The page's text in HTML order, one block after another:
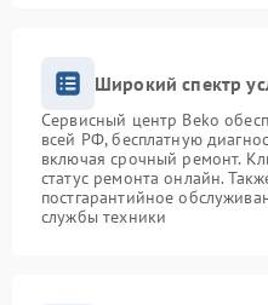
Широкий спектр
Сервисный центр Beko
всей РФ, бесплатную
включая срочный ремонт.
статус ремонта онлайн.
постгарантийное
службы техники